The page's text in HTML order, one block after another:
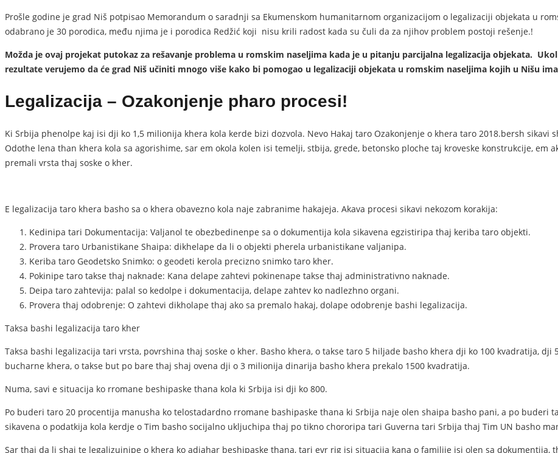
Prošle godine je grad Niš potpisao Memorandum o saradnji sa Ekumenskom humanitarnom organizacijom o legalizaciji objekata u
odabrano je 30 porodica, među njima je i porodica Redžić koji nisu krili radost kada su čuli da za njihov problem postoji rešenje.!
Možda je ovaj projekat putokaz za rešavanje problema u romskim naseljima kada je u pitanju parcijalna legalizacija objekata.
rezultate verujemo da će grad Niš učiniti mnogo više kako bi pomogao u legalizaciji objekata u romskim naseljima kojih u Nišu
Legalizacija – Ozakonjenje pharo procesi!
Ki Srbija phenolpe kaj isi dji ko 1,5 milionija khera kola kerde bizi dozvola. Nevo Hakaj taro Ozakonjenje o khera taro 2018.bersh sikavi
Odothe lena than khera kola sa agorishime, sar em okola kolen isi temelji, stbija, grede, betonsko ploche taj kroveske konstrukcije, em
premali vrsta thaj soske o kher.
E legalizacija taro khera basho sa o khera obavezno kola naje zabranime hakajeja. Akava procesi sikavi nekozom korakija:
Kedinipa tari Dokumentacija: Valjanol te obezbedinenpe sa o dokumentija kola sikavena egzistiripa thaj keriba taro objekti.
Provera taro Urbanistikane Shaipa: dikhelape da li o objekti pherela urbanistikane valjanipa.
Keriba taro Geodetsko Snimko: o geodeti kerola precizno snimko taro kher.
Pokinipe taro takse thaj naknade: Kana delape zahtevi pokinenape takse thaj administrativno naknade.
Deipa taro zahtevija: palal so kedolpe i dokumentacija, delape zahtev ko nadlezhno organi.
Provera thaj odobrenje: O zahtevi dikholape thaj ako sa premalo hakaj, dolape odobrenje bashi legalizacija.
Taksa bashi legalizacija taro kher
Taksa bashi legalizacija tari vrsta, povrshina thaj soske o kher. Basho khera, o takse taro 5 hiljade basho khera dji ko 100 kvadratija,
bucharne khera, o takse but po bare thaj shaj ovena dji o 3 milionija dinarija basho khera prekalo 1500 kvadratija.
Numa, savi e situacija ko rromane beshipaske thana kola ki Srbija isi dji ko 800.
Po buderi taro 20 procentija manusha ko telostadardno rromane bashipaske thana ki Srbija naje olen shaipa basho pani, a po buderi
sikavena o podatkija kola kerdje o Tim basho socijalno ukljuchipa thaj po tikno chororipa tari Guverna tari Srbija thaj Tim UN basho
Sar thaj da li shaj te legalizuinipe o khera ko adjahar beshipaske thana, tari evr rig isi situacija kana o familije isi olen sa dokumentija,